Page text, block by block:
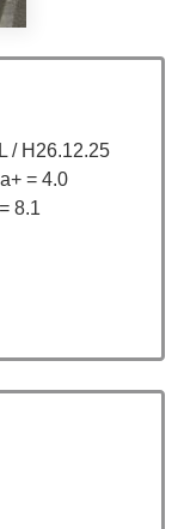
/ H26.12.25
= 4.0
8.1